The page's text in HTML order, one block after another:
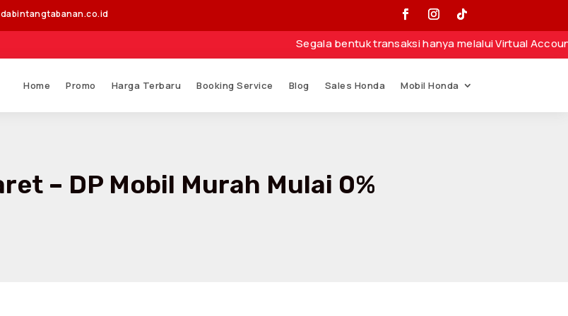
Segala bentuk transaksi hanya melalui Virtual Account atau
Home Promo Harga Terbaru Booking Service Blog Sales Honda Mobil Honda
– DP Mobil Murah Mulai 0%